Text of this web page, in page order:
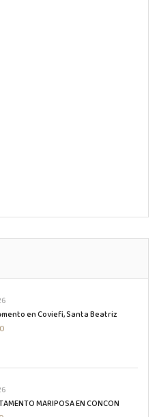
en Coviefi, Santa Beatriz
MARIPOSA EN CONCON